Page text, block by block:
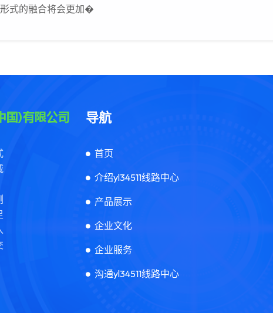
式的融合将会更加�
导航
首页
介绍yl34511线路中心
产品展示
企业文化
企业服务
沟通yl34511线路中心